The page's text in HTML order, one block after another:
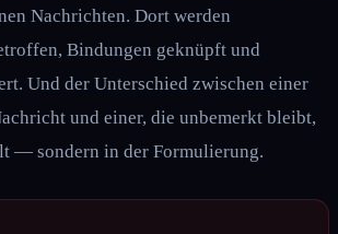
Nachrichten. Dort werden
Bindungen geknüpft und
Und der Unterschied zwischen einer
und einer, die unbemerkt bleibt,
— sondern in der Formulierung.